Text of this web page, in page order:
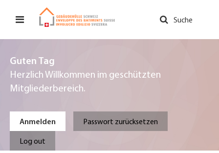
zum
Suche
Guten Tag
Herzlich Willkommen im geschützten
Mitgliederbereich.
Primary
tabs
Anmelden Passwort zurücksetzen
Log out